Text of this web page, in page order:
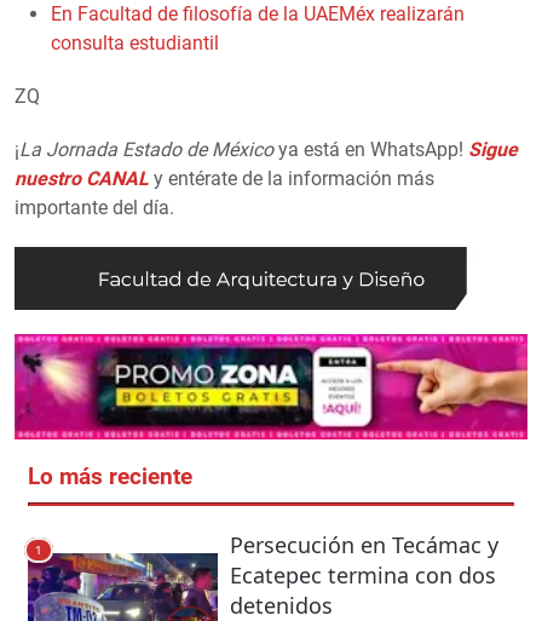
En Facultad de filosofía de la UAEMéx realizarán
consulta estudiantil
ZQ
¡La Jornada Estado de Méxicoya está en WhatsApp! Sigue
nuestro CANAL y entérate de la información más
importante del día.
Lo más reciente
1
Persecución en Tecámac y
Ecatepec termina con dos
detenidos